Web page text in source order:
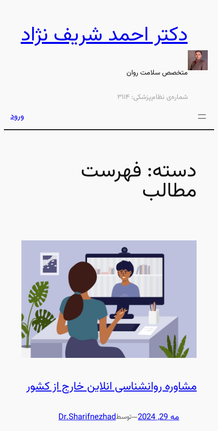
دکتر احمد شریف نژاد
متخصص سلامت روان
شماره‌ی نظام‌پزشکی: ۳۱۱۴
ورود
دسته: فهرست
مطالب
مشاوره روانشناسی انلاین خارج از کشور
مه 29, 2024 —توسطDr.Sharifnezhad